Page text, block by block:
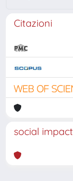
Citazioni
social impact